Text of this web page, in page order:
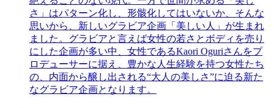
さ」はパターン化し、形骸化してはいないか、そんな
思いから、新しいグラビア企画「美しい人」が生まれ
ました。グラビアと言えば女性の若さとボディを売り
にした企画が多い中、女性であるKaori Oguriさんをプ
ロデューサーに据え、豊かな人生経験を持つ女性たち
の、内面から醸し出される“大人の美しさ”に迫る新た
なグラビア企画となります。